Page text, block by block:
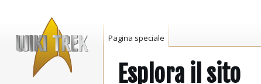
Esplora il sito
Pagina speciale